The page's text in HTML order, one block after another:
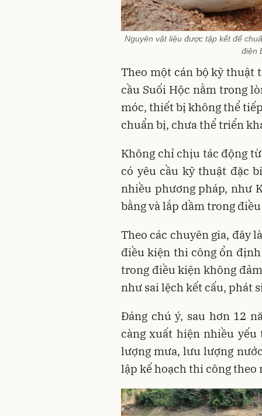
Nguyên vật liệu được tập kết để
điện
Theo một cán bộ kỹ thuật
cầu Suối Hộc nằm trong
móc, thiết bị không thể
chuẩn bị, chưa thể triển
Không chỉ chịu tác động
có yêu cầu kỹ thuật đặc
nhiều phương pháp, như
bằng và lắp dầm trong
Theo các chuyên gia, đây
điều kiện thi công ổn định
trong điều kiện không
như sai lệch kết cấu, phát
Đáng chú ý, sau hơn 12
càng xuất hiện nhiều
lượng mưa, lưu lượng
lập kế hoạch thi công